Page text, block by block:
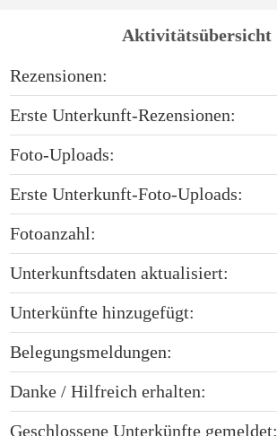
Aktivitätsübersicht
Rezensionen:
Erste Unterkunft-Rezensionen:
Foto-Uploads:
Erste Unterkunft-Foto-Uploads:
Fotoanzahl:
Unterkunftsdaten aktualisiert:
Unterkünfte hinzugefügt:
Belegungsmeldungen:
Danke / Hilfreich erhalten:
Geschlossene Unterkünfte gemeldet: